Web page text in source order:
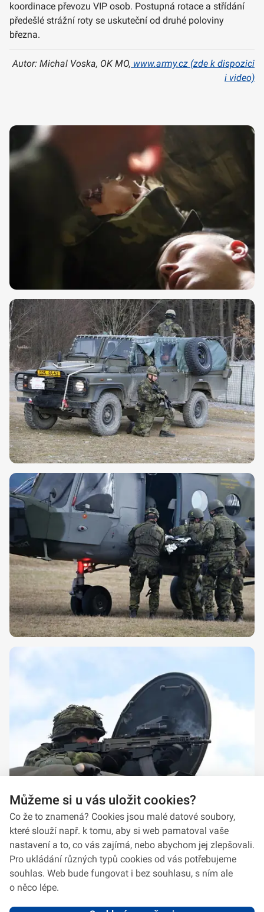
koordinace převozu VIP osob. Postupná rotace a střídání
předešlé strážní roty se uskuteční od druhé poloviny
března.
Autor: Michal Voska, OK MO, www.army.cz (zde k dispozici
i video)
Můžeme si u vás uložit cookies?
Co že to znamená? Cookies jsou malé datové soubory,
které slouží např. k tomu, aby si web pamatoval vaše
nastavení a to, co vás zajímá, nebo abychom jej zlepšovali.
Pro ukládání různých typů cookies od vás potřebujeme
souhlas. Web bude fungovat i bez souhlasu, s ním ale
o něco lépe.